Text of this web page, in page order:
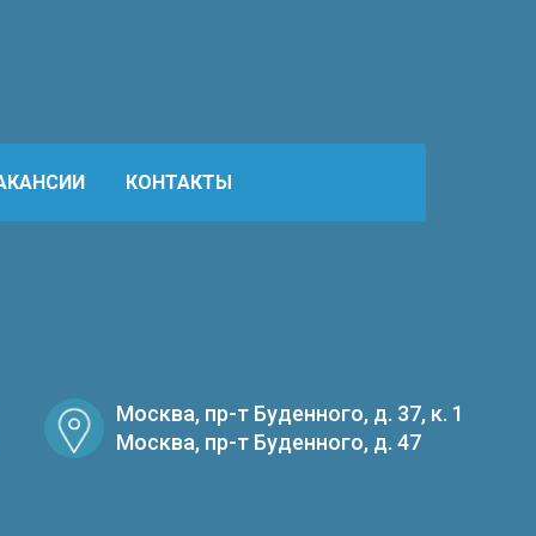
Москва, пр-т Буденного, д. 37, к. 1
Москва, пр-т Буденного, д. 47
КОНТАКТЫ